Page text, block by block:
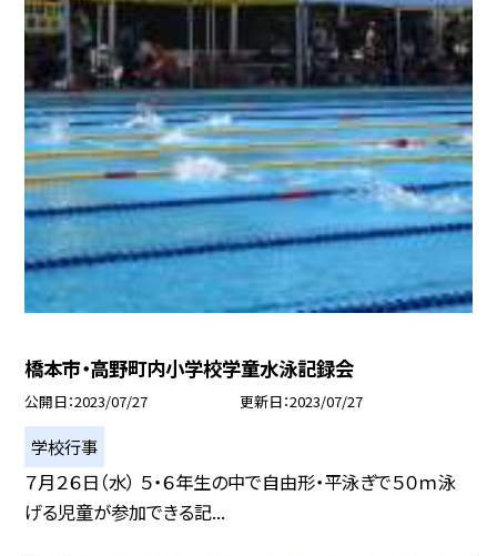
橋本市・高野町内小学校学童水泳記録会
公開日 2023/07/27 更新日 2023/07/27
学校行事
７月２６日（水） ５・６年生の中で自由形・平泳ぎで５０ｍ泳
げる児童が参加できる記...